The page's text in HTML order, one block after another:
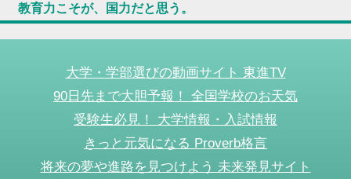
教育力こそが、国力だと思う。
大学・学部選びの動画サイト 東進TV
90日先まで大胆予報！ 全国学校のお天気
受験生必見！ 大学情報・入試情報
きっと元気になる Proverb格言
将来の夢や進路を見つけよう 未来発見サイト